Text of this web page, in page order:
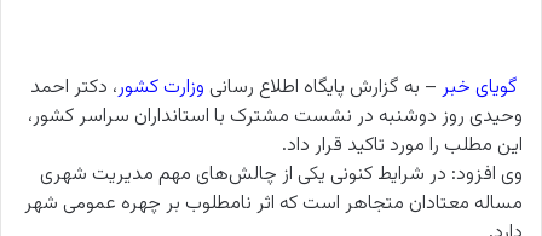
گویای خبر – به گزارش پایگاه اطلاع رسانی وزارت کشور، دکتر احمد
وحیدی روز دوشنبه در نشست مشترک با استانداران سراسر کشور،
این مطلب را مورد تاکید قرار داد.
وی افزود: در شرایط کنونی یکی از چالش‌های مهم مدیریت شهری
مساله معتادان متجاهر است که اثر نامطلوب بر چهره عمومی شهر